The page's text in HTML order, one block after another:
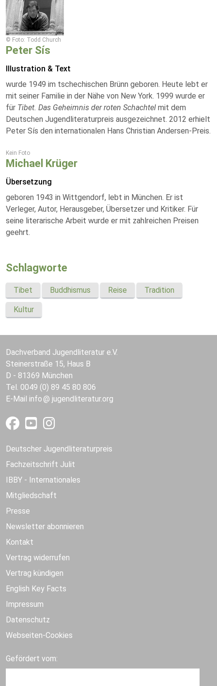
© Foto: Todd Church
Peter Sís
Illustration & Text
wurde 1949 im tschechischen Brünn geboren. Heute lebt er
mit seiner Familie in der Nähe von New York. 1999 wurde er
für Tibet. Das Geheimnis der roten Schachtel mit dem
Deutschen Jugendliteraturpreis ausgezeichnet. 2012 erhielt
Peter Sís den internationalen Hans Christian Andersen-Preis.
Kein Foto
Michael Krüger
Übersetzung
geboren 1943 in Wittgendorf, lebt in München. Er ist
Verleger, Autor, Herausgeber, Übersetzer und Kritiker. Für
seine literarische Arbeit wurde er mit zahlreichen Preisen
geehrt.
Schlagworte
Tibet Buddhismus Reise Tradition
Kultur
Dachverband Jugendliteratur e.V.
Steinerstraße 15, Haus B
D - 81369 München
Tel. 0049 (0) 89 45 80 806
E-Mail info jugendliteratur.org
Deutscher Jugendliteraturpreis
Fachzeitschrift Julit
IBBY - Internationales
Mitgliedschaft
Presse
Newsletter abonnieren
Kontakt
Vertrag widerrufen
Vertrag kündigen
English Key Facts
Impressum
Datenschutz
Webseiten-Cookies
Gefördert vom: